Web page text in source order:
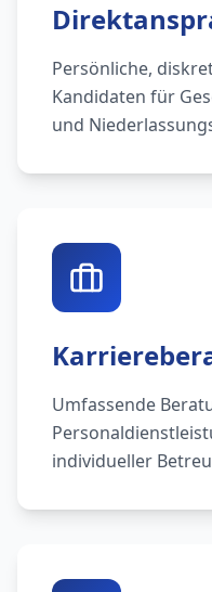
Persönliche,
Kandidaten für
und
Umfassende
individueller